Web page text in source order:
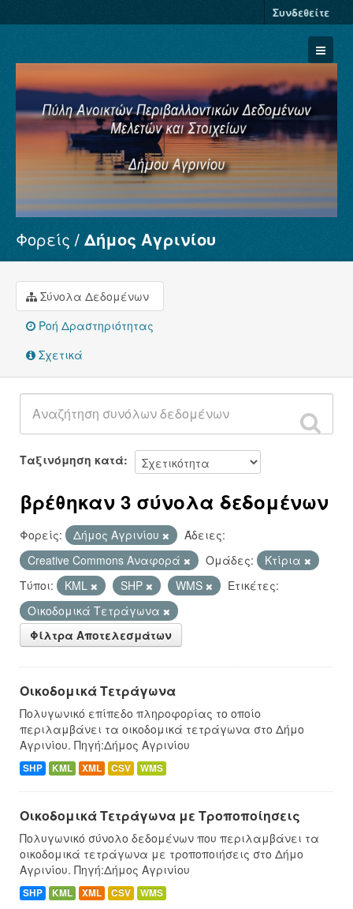
Συνδεθείτε
Σύνολα Δεδομένων
Φορείς
Ομάδες
Σχετικά
Φορείς Δήμος Αγρινίου
Σύνολα Δεδομένων
Ροή Δραστηριότητας
Σχετικά
Ταξινόμηση κατά
βρέθηκαν 3 σύνολα δεδομένων
Φορείς: Δήμος Αγρινίου
Άδειες:
Creative Commons Αναφορά
Ομάδες:
Κτίρια
Τύποι:
KML SHP WMS
Ετικέτες:
Οικοδομικά Τετράγωνα
Φίλτρα Αποτελεσμάτων
Οικοδομικά Τετράγωνα
Πολυγωνικό επίπεδο πληροφορίας το οποίο
περιλαμβάνει τα οικοδομικά τετράγωνα στο Δήμο
Αγρινίου. Πηγή:Δήμος Αγρινίου
SHP KML XML CSV WMS
Οικοδομικά Τετράγωνα με Τροποποίησεις
Πολυγωνικό σύνολο δεδομένων που περιλαμβάνει τα
οικοδομικά τετράγωνα με τροποποιήσεις στο Δήμο
Αγρινίου. Πηγή:Δήμος Αγρινίου
SHP KML XML CSV WMS